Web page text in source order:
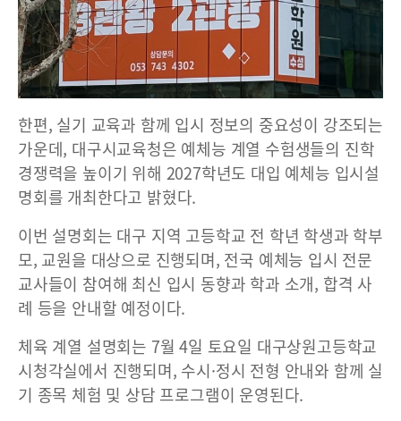
한편, 실기 교육과 함께 입시 정보의 중요성이 강조되는
가운데, 대구시교육청은 예체능 계열 수험생들의 진학
경쟁력을 높이기 위해 2027학년도 대입 예체능 입시설
명회를 개최한다고 밝혔다.
이번 설명회는 대구 지역 고등학교 전 학년 학생과 학부
모, 교원을 대상으로 진행되며, 전국 예체능 입시 전문
교사들이 참여해 최신 입시 동향과 학과 소개, 합격 사
례 등을 안내할 예정이다.
체육 계열 설명회는 7월 4일 토요일 대구상원고등학교
시청각실에서 진행되며, 수시·정시 전형 안내와 함께 실
기 종목 체험 및 상담 프로그램이 운영된다.